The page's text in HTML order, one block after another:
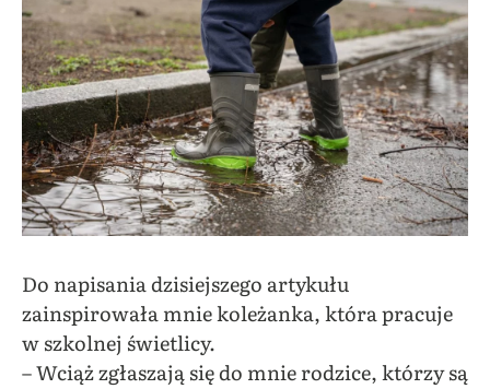
Do napisania dzisiejszego artykułu
zainspirowała mnie koleżanka, która pracuje
w szkolnej świetlicy.
– Wciąż zgłaszają się do mnie rodzice, którzy są